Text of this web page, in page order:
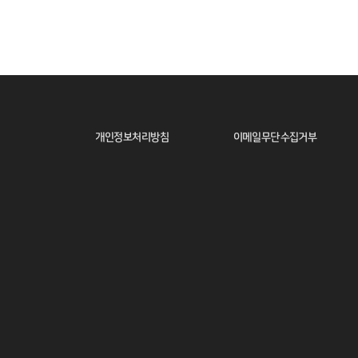
개인정보처리방침 이메일무단수집거부